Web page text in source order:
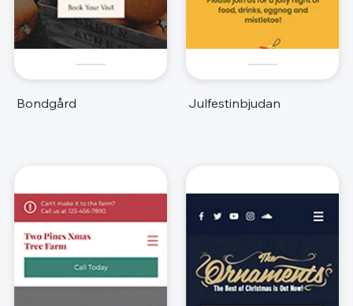
Bondgård Julfestinbjudan